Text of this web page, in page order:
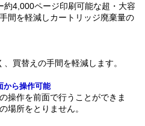
4,000ページ印刷可能な超・大容
間を軽減しカートリッジ廃棄量の
買替えの手間を軽減します。
から操作可能
操作を前面で行うことができま
場所をとりません。